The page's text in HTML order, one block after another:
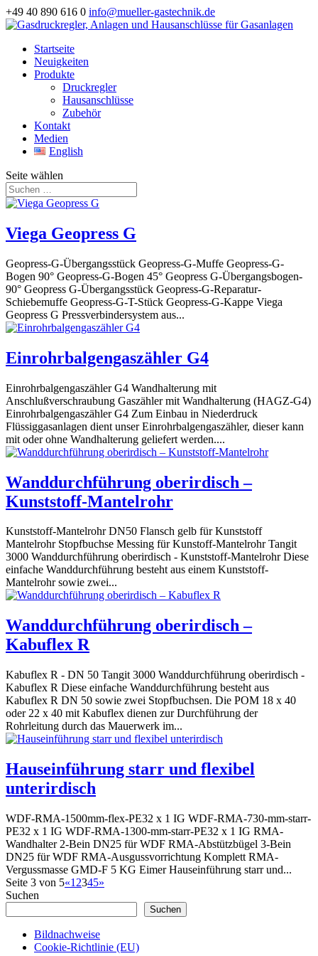
+49 40 890 616 0 info@mueller-gastechnik.de
Startseite
Neuigkeiten
Produkte
Druckregler
Hausanschlüsse
Zubehör
Kontakt
Medien
English
Seite wählen
Viega Geopress G
Geopress-G-Übergangsstück Geopress-G-Muffe Geopress-G-
Bogen 90° Geopress-G-Bogen 45° Geopress G-Übergangsbogen-
90° Geopress G-Übergangsstück Geopress-G-Reparatur-
Schiebemuffe Geopress-G-T-Stück Geopress-G-Kappe Viega
Geopress G Pressverbindersystem aus...
Einrohrbalgengaszähler G4
Einrohrbalgengaszähler G4 Wandhalterung mit
Anschlußverschraubung Gaszähler mit Wandhalterung (HAGZ-G4)
Einrohrbalgengaszähler G4 Zum Einbau in Niederdruck
Flüssiggasanlagen dient unser Einrohrbalgengaszähler, dieser kann
mit oder ohne Wandhalterung geliefert werden....
Wanddurchführung oberirdisch –
Kunststoff-Mantelrohr
Kunststoff-Mantelrohr DN50 Flansch gelb für Kunststoff
Mantelrohr Stopfbuchse Messing für Kunstoff-Mantelrohr Tangit
3000 Wanddurchführung oberirdisch - Kunststoff-Mantelrohr Diese
einfache Wanddurchführung besteht aus einem Kunststoff-
Mantelrohr sowie zwei...
Wanddurchführung oberirdisch –
Kabuflex R
Kabuflex R - DN 50 Tangit 3000 Wanddurchführung oberirdisch -
Kabuflex R Diese einfache Wanddurchführung besteht aus
Kabuflex R DN 50 sowie zwei Stopfbuchsen. Die POM 18 x 40
oder 22 x 40 mit Kabuflex dienen zur Durchführung der
Rohrleitung durch das Mauerwerk im...
Hauseinführung starr und flexibel
unterirdisch
WDF-RMA-1500mm-flex-PE32 x 1 IG WDF-RMA-730-mm-starr-
PE32 x 1 IG WDF-RMA-1300-mm-starr-PE32 x 1 IG RMA-
Wandhalter 2-Bein DN25 für WDF RMA-Abstützbügel 3-Bein
DN25 für WDF RMA-Ausgussvorrichtung Komplett RMA-
Vergussmasse GMD-F 5 KG Eimer Hauseinführung starr und...
Seite 3 von 5«1 2345»
Suchen
Suchen
Bildnachweise
Cookie-Richtlinie (EU)